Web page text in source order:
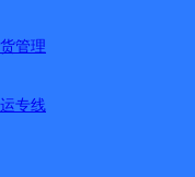
管理
专线
递网点